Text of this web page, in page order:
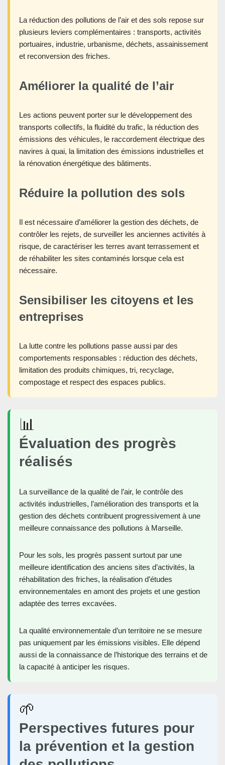
La réduction des pollutions de l’air et des sols repose sur
plusieurs leviers complémentaires : transports, activités
portuaires, industrie, urbanisme, déchets, assainissement
et reconversion des friches.
Améliorer la qualité de l’air
Les actions peuvent porter sur le développement des
transports collectifs, la fluidité du trafic, la réduction des
émissions des véhicules, le raccordement électrique des
navires à quai, la limitation des émissions industrielles et
la rénovation énergétique des bâtiments.
Réduire la pollution des sols
Il est nécessaire d’améliorer la gestion des déchets, de
contrôler les rejets, de surveiller les anciennes activités à
risque, de caractériser les terres avant terrassement et
de réhabiliter les sites contaminés lorsque cela est
nécessaire.
Sensibiliser les citoyens et les
entreprises
La lutte contre les pollutions passe aussi par des
comportements responsables : réduction des déchets,
limitation des produits chimiques, tri, recyclage,
compostage et respect des espaces publics.
📊
Évaluation des progrès
réalisés
La surveillance de la qualité de l’air, le contrôle des
activités industrielles, l’amélioration des transports et la
gestion des déchets contribuent progressivement à une
meilleure connaissance des pollutions à Marseille.
Pour les sols, les progrès passent surtout par une
meilleure identification des anciens sites d’activités, la
réhabilitation des friches, la réalisation d’études
environnementales en amont des projets et une gestion
adaptée des terres excavées.
La qualité environnementale d’un territoire ne se mesure
pas uniquement par les émissions visibles. Elle dépend
aussi de la connaissance de l’historique des terrains et de
la capacité à anticiper les risques.
🌱
Perspectives futures pour
la prévention et la gestion